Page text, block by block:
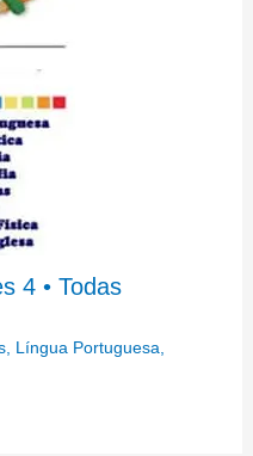
4 • Todas
, Língua Portuguesa